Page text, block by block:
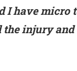
I have micro
injury and